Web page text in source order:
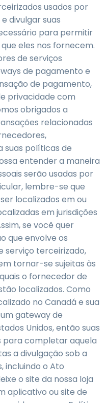
usados por
divulgar suas
para permitir
eles nos fornecem.
de serviços
de pagamento e
de pagamento,
privacidade com
obrigados a
relacionadas
suas políticas de
entender a maneira
serão usadas por
lembre-se que
localizados em ou
em jurisdições
se você quer
que envolve os
serviço terceirizado,
tornar-se sujeitas às
o fornecedor de
localizados. Como
no Canadá e sua
gateway de
Unidos, então suas
para completar aquela
a divulgação sob a
incluindo o Ato
o site da nossa loja
aplicativo ou site de